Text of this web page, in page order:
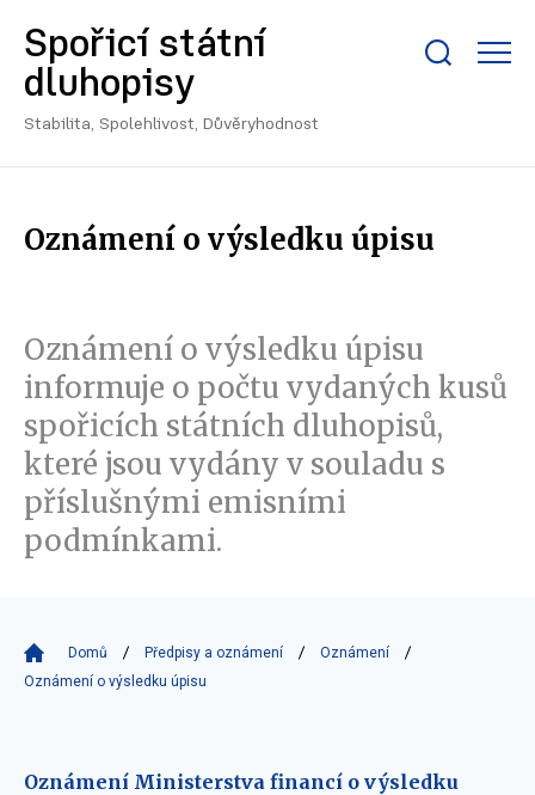
Spořicí státní
dluhopisy
Stabilita, Spolehlivost, Důvěryhodnost
Oznámení o výsledku úpisu
Oznámení o výsledku úpisu
informuje o počtu vydaných kusů
spořicích státních dluhopisů,
které jsou vydány v souladu s
příslušnými emisními
podmínkami.
Domů Předpisy a oznámení
Oznámení
Oznámení o výsledku úpisu
Oznámení Ministerstva financí o výsledku